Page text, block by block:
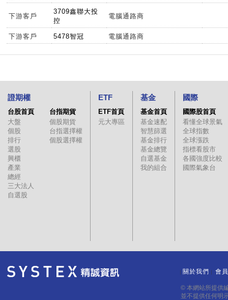
下游客戶
3709鑫聯大投
控
電腦通路商
下游客戶 5478智冠 電腦通路商
證期權
台股首頁
大盤
個股
排行
選股
興櫃
產業
總經
三大法人
自選股
台指期貨
個股期貨
台指選擇權
個股選擇權
ETF
ETF首頁
元大專區
基金
基金首頁
基金速配
智慧篩選
基金排行
基金總覽
自選基金
我的組合
國際
國際股首頁
看懂全球景氣
全球指數
全球漲跌
指標看股市
各國強度比較
國際氣象台
關於我們 會
© 本網站所提供
並不提供任何明